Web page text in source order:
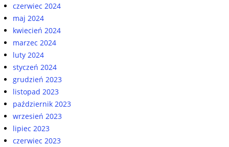
czerwiec 2024
maj 2024
kwiecień 2024
marzec 2024
luty 2024
styczeń 2024
grudzień 2023
listopad 2023
październik 2023
wrzesień 2023
lipiec 2023
czerwiec 2023